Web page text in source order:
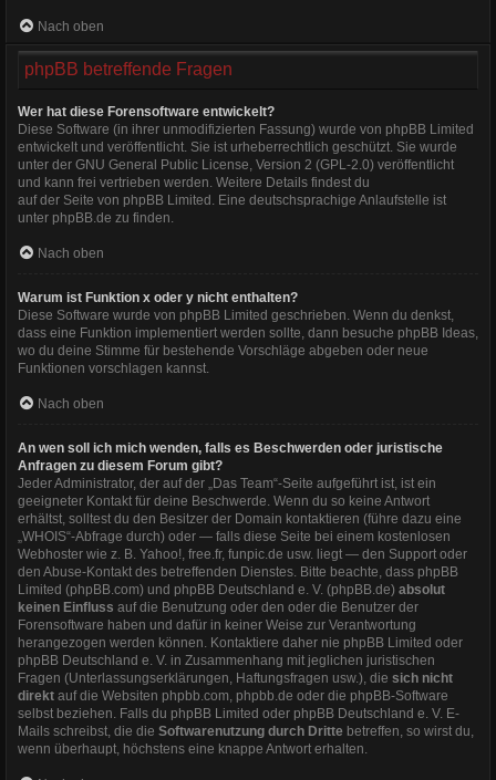
Nach oben
phpBB betreffende Fragen
Wer hat diese Forensoftware entwickelt?
Diese Software (in ihrer unmodifizierten Fassung) wurde von phpBB Limited
entwickelt und veröffentlicht. Sie ist urheberrechtlich geschützt. Sie wurde
unter der GNU General Public License, Version 2 (GPL-2.0) veröffentlicht
und kann frei vertrieben werden. Weitere Details findest du
auf der Seite von phpBB Limited . Eine deutschsprachige Anlaufstelle ist
unter phpBB.de zu finden.
Nach oben
Warum ist Funktion x oder y nicht enthalten?
Diese Software wurde von phpBB Limited geschrieben. Wenn du denkst,
dass eine Funktion implementiert werden sollte, dann besuche phpBB Ideas
wo du deine Stimme für bestehende Vorschläge abgeben oder neue
Funktionen vorschlagen kannst.
Nach oben
An wen soll ich mich wenden, falls es Beschwerden oder juristische
Anfragen zu diesem Forum gibt?
Jeder Administrator, der auf der „Das Team“-Seite aufgeführt ist, ist ein
geeigneter Kontakt für deine Beschwerde. Wenn du so keine Antwort
erhältst, solltest du den Besitzer der Domain kontaktieren (führe dazu eine
„WHOIS“-Abfrage durch) oder — falls diese Seite bei einem kostenlosen
Webhoster wie z. B. Yahoo!, free.fr, funpic.de usw. liegt — den Support oder
den Abuse-Kontakt des betreffenden Dienstes. Bitte beachte, dass phpBB
Limited (phpBB.com) und phpBB Deutschland e. V. (phpBB.de) absolut
keinen Einfluss auf die Benutzung oder den oder die Benutzer der
Forensoftware haben und dafür in keiner Weise zur Verantwortung
herangezogen werden können. Kontaktiere daher nie phpBB Limited oder
phpBB Deutschland e. V. in Zusammenhang mit jeglichen juristischen
Fragen (Unterlassungserklärungen, Haftungsfragen usw.), die sich nicht
direkt auf die Websiten phpbb.com, phpbb.de oder die phpBB-Software
selbst beziehen. Falls du phpBB Limited oder phpBB Deutschland e. V. E-
Mails schreibst, die die Softwarenutzung durch Dritte betreffen, so wirst du,
wenn überhaupt, höchstens eine knappe Antwort erhalten.